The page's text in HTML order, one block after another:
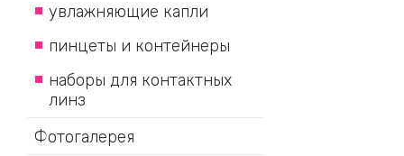
увлажняющие капли
пинцеты и контейнеры
наборы для контактных
линз
Фотогалерея